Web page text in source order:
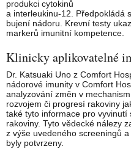
produkci cytokinů
a interleukinu-12. Předpokládá
bujení nádoru. Krevní testy
markerů imunitní kompetence.
Klinicky aplikovatelné
Dr. Katsuaki Uno z Comfort
nádorové imunity v Comfort
analyzování změn v
rozvojem či progresí rakoviny
také tyto informace pro
rakoviny. Tyto vědecké nálezy
z výše uvedeného screeningů
byly potvrzeny.